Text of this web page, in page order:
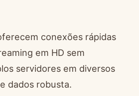
conexões rápidas
em HD sem
servidores em diversos
dados robusta.